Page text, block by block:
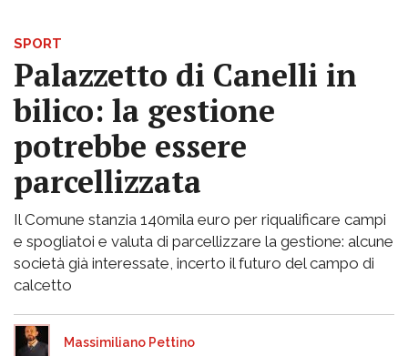
SPORT
Palazzetto di Canelli in
bilico: la gestione
potrebbe essere
parcellizzata
Il Comune stanzia 140mila euro per riqualificare campi
e spogliatoi e valuta di parcellizzare la gestione: alcune
società già interessate, incerto il futuro del campo di
calcetto
Massimiliano Pettino